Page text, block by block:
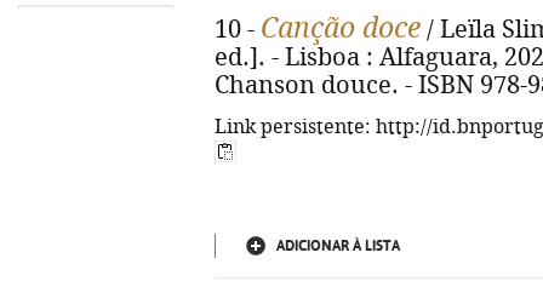
10 - Canção doce / Leïla
ed.]. - Lisboa : Alfaguara,
Chanson douce. - ISBN 978-
Link persistente: http://
ADICIONAR À LISTA